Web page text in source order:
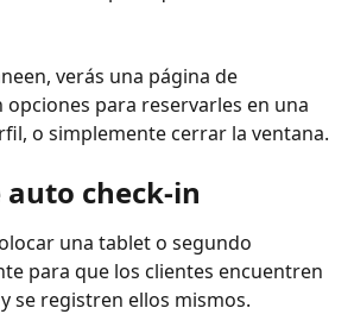
verás una página de
para reservarles en una
o simplemente cerrar la ventana.
auto check-in
una tablet o segundo
para que los clientes encuentren
se registren ellos mismos.